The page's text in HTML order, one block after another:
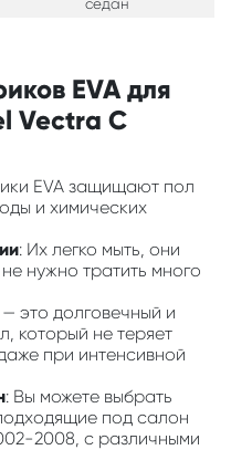
седан
EVA для
Vectra C
EVA защищают пол
и химических
: Их легко мыть, они
нужно тратить много
— это долговечный и
который не теряет
при интенсивной
: Вы можете выбрать
под салон
2008, с различными